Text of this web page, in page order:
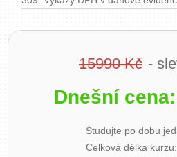
15990 Kč -
Dnešní
Studujte po dobu
Celková délka